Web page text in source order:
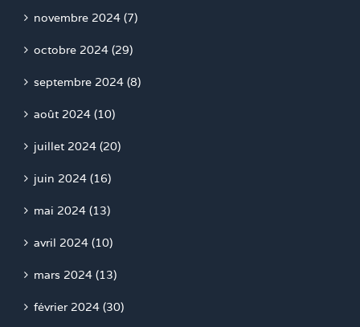
novembre 2024 (7)
octobre 2024 (29)
septembre 2024 (8)
août 2024 (10)
juillet 2024 (20)
juin 2024 (16)
mai 2024 (13)
avril 2024 (10)
mars 2024 (13)
février 2024 (30)